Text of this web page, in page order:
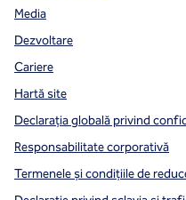
Media
Dezvoltare
Cariere
Hartă site
Declarația globală privind
Responsabilitate corporativă
Termenele și condițiile de